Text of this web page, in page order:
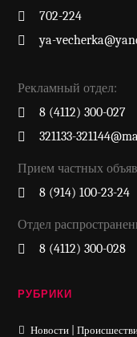
702-224
ya-
Рекламный отдел:
8 (4112) 300-027
321133-
Прием частных
8 (914) 100-23-24
Отдел
8 (4112) 300-028
РУБРИКИ
Новости |